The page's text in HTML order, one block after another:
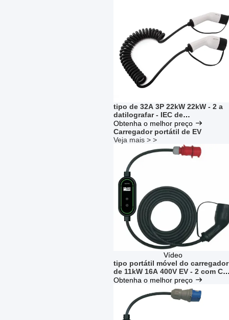
tipo de 32A 3P 22kW 22kW - 2 a
datilografar - IEC de
carregamento 62196 5m do cabo
de 2 EV
Obtenha o melhor preço
Carregador portátil de EV
Veja mais > >
Vídeo
tipo portátil móvel do carregador
de 11kW 16A 400V EV - 2 com
Plugs vermelho
Obtenha o melhor preço